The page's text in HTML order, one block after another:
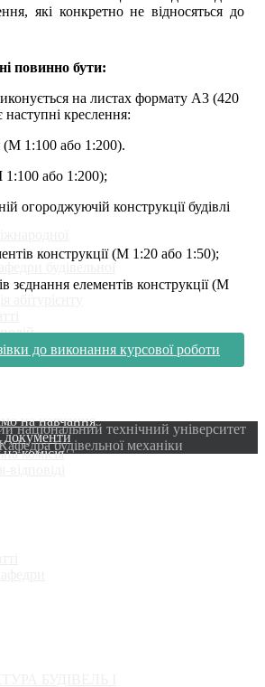
абітурієнту
на навчання
документи
комісія
які конкретно не відносяться до
повинно бути:
на листах формату А3 (420
креслення:
(М 1:100 або 1:200).
1:100 або 1:200);
огороджуючій конструкції будівлі
конструкції (М 1:20 або 1:50);
зєднання елементів конструкції (М
до виконання курсової роботи
національний технічний університет
будівельної механіки